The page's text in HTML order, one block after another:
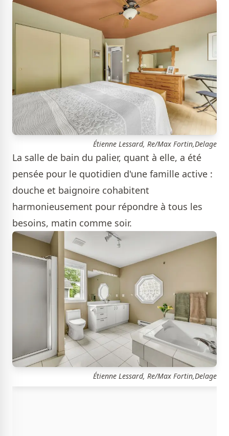
Étienne Lessard, Re/Max Fortin,Delage
La salle de bain du palier, quant à elle, a été
pensée pour le quotidien d'une famille active :
douche et baignoire cohabitent
harmonieusement pour répondre à tous les
besoins, matin comme soir.
Étienne Lessard, Re/Max Fortin,Delage